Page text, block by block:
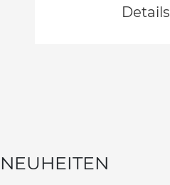
Details
NEUHEITEN